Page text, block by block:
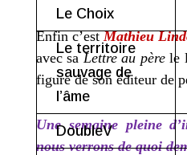
Enfin c’estMathieu
avec saLettre au pèrele
figure de son éditeur de
Une semaine pleine
nous verrons de quoi
Le Choix
Le territoire
sauvage de
l’âme
DoubleV